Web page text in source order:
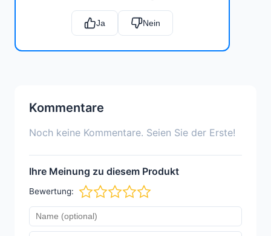
Ja Nein
Kommentare
Noch keine Kommentare. Seien Sie der Erste!
Ihre Meinung zu diesem Produkt
Bewertung: